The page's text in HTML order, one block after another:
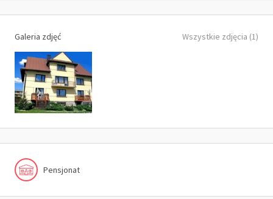
Galeria zdjęć Wszystkie zdjęcia (1)
Pensjonat